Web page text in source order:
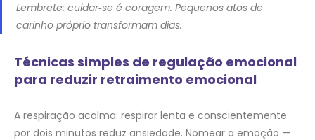
Lembrete: cuidar‑se é coragem. Pequenos atos de
carinho próprio transformam dias.
Técnicas simples de regulação emocional
para reduzir retraimento emocional
A respiração acalma: respirar lenta e conscientemente
por dois minutos reduz ansiedade. Nomear a emoção —